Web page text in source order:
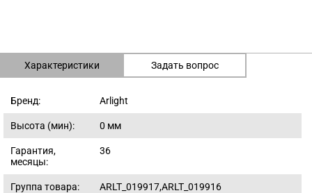
Характеристики Задать вопрос
Бренд: Arlight
Высота (мин): 0 мм
Гарантия,
месяцы:
36
Группа товара: ARLT_019917,ARLT_019916